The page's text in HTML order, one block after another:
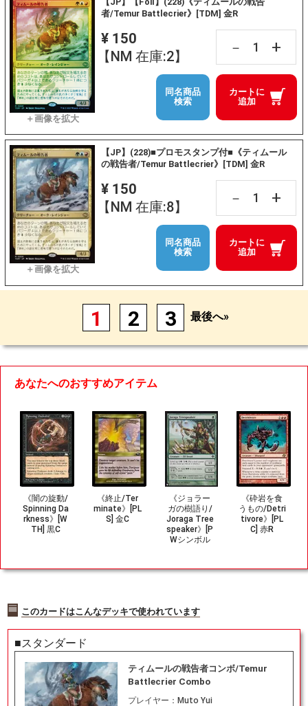
者/Temur Battlecrier》[TDM] 金R
¥ 150
【NM 在庫:2】
－ +
カートに
追加
同名商品
検索
【JP】(228)■プロモスタンプ付■《ティムール
の戦告者/Temur Battlecrier》[TDM] 金R
¥ 150
【NM 在庫:8】
－ +
カートに
追加
同名商品
検索
1 2 3 最後へ»
あなたへのおすすめアイテム
《闇の旋動/
Spinning Da
rkness》[W
TH] 黒C
《終止/Ter
minate》[PL
S] 金C
《ジョラー
ガの樹語り/
Joraga Tree
speaker》[P
Wシンボル
《砕岩を食
うもの/Detri
tivore》[PL
C] 赤R
このカードはこんなデッキで使われています
■スタンダード
ティムールの戦告者コンボ/Temur
Battlecrier Combo
プレイヤー： Muto Yui